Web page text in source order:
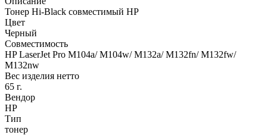
Тонер Hi-Black совместимый HP
Цвет
Черный
Совместимость
HP LaserJet Pro M104a/ M104w/ M132a/ M132fn/ M132fw/
M132nw
Вес изделия нетто
65 г.
Вендор
HP
Тип
тонер